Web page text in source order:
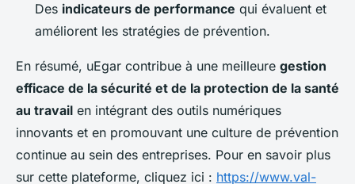
Des indicateurs de performance qui évaluent et
améliorent les stratégies de prévention.
En résumé, uEgar contribue à une meilleure gestion
efficace de la sécurité et de la protection de la santé
au travail en intégrant des outils numériques
innovants et en promouvant une culture de prévention
continue au sein des entreprises. Pour en savoir plus
sur cette plateforme, cliquez ici : https://www.val-